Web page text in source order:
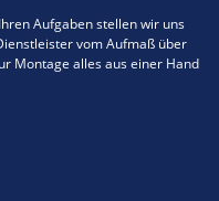
Aufgaben stellen wir uns
vom Aufmaß über
Montage alles aus einer Hand